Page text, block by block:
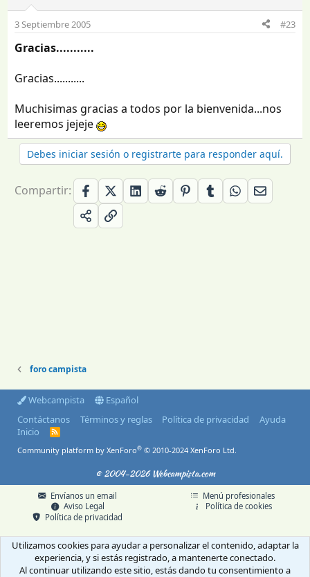
3 Septiembre 2005 #23
Gracias...........
Gracias...........
Muchisimas gracias a todos por la bienvenida...nos
leeremos jejeje
Debes iniciar sesión o registrarte para responder aquí.
Compartir:
foro campista
Webcampista
Español
Contáctanos
Términos y reglas Política de privacidad
Ayuda
Inicio
R
S
Community platform by XenForo® © 2010-2024 XenForo Ltd.
© 2004-2026 Webcampista.com
Envíanos un email
Aviso Legal
Política de privacidad
Menú profesionales
Política de cookies
Utilizamos cookies para ayudar a personalizar el contenido, adaptar la
experiencia, y si estás registrado, a mantenerte conectado.
Al continuar utilizando este sitio, estás dando tu consentimiento a